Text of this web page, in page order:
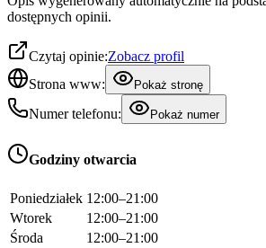
dostępnych opinii.
Czytaj opinie:Zobacz profil
Strona www:
Pokaż stronę
Numer telefonu: Pokaż numer
Godziny otwarcia
Poniedziałek 12:00–21:00
Wtorek
12:00–21:00
Środa
12:00–21:00